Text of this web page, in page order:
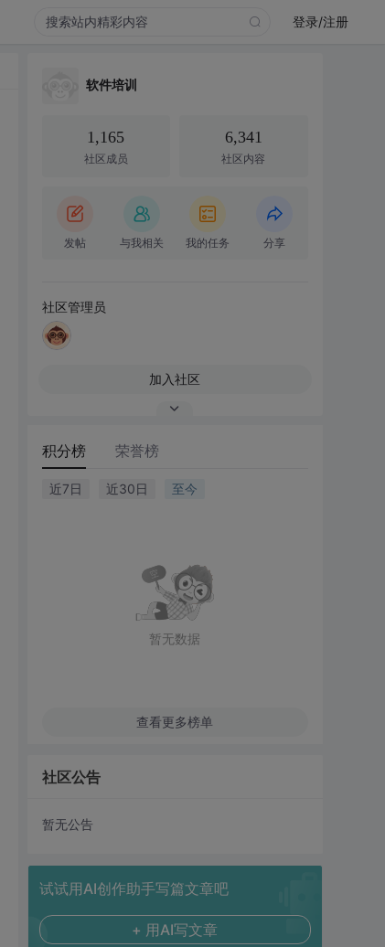
登录/注册
软件培训
1,165
社区成员
6,341
社区内容
发帖 与我相关 我的任务 分享
社区管理员
加入社区
积分榜 荣誉榜
近7日 近30日 至今
暂无数据
查看更多榜单
社区公告
暂无公告
试试用AI创作助手写篇文章吧
+ 用AI写文章